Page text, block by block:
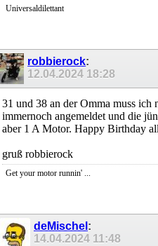
Universaldilettant
robbierock:
12.04.2024 18:28
31 und 38 an der Omma muss ich
immernoch angemeldet und die
aber 1 A Motor. Happy Birthday
gruß robbierock
Get your motor runnin' ...
deMischel :
14.04.2024 11:48